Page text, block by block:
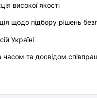
високої якості
щодо підбору рішень
Україні
часом та досвідом